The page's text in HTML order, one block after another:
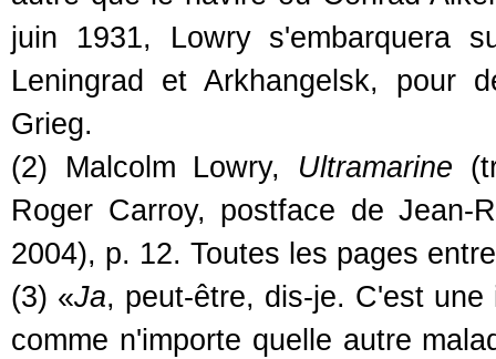
juin 1931, Lowry s'embarquera
Leningrad et Arkhangelsk, pour
Grieg.
(2) Malcolm Lowry, Ultramarine
Roger Carroy, postface de Jean-
2004), p. 12. Toutes les pages
(3) «Ja, peut-être, dis-je. C'est
comme n'importe quelle autre